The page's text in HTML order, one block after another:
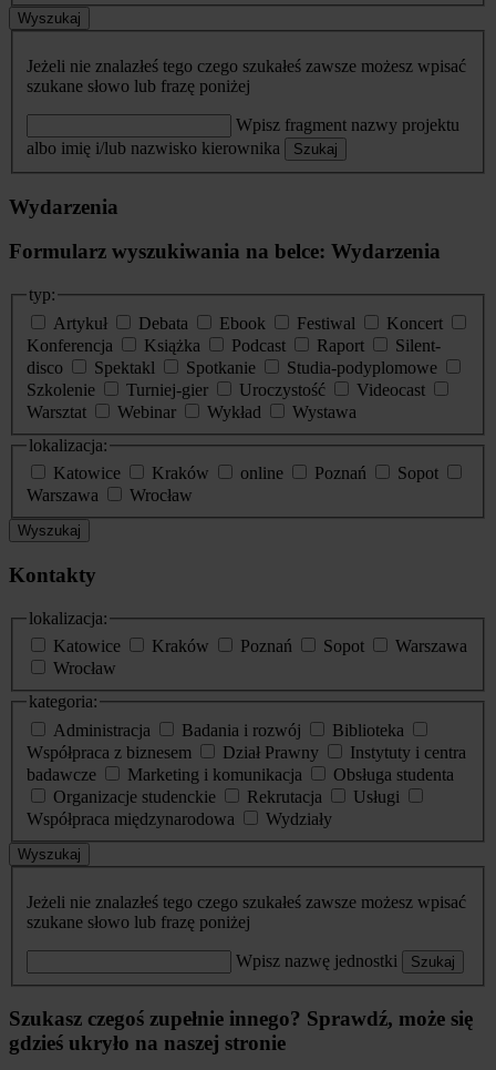
Wyszukaj
Jeżeli nie znalazłeś tego czego szukałeś zawsze możesz wpisać
szukane słowo lub frazę poniżej
Wpisz fragment nazwy projektu
albo imię i/lub nazwisko kierownika
Szukaj
Wydarzenia
Formularz wyszukiwania na belce: Wydarzenia
typ:
Artykuł
Debata Ebook Festiwal
Koncert
Konferencja
Książka Podcast Raport
Silent-
disco
Spektakl Spotkanie
Studia-podyplomowe
Szkolenie
Turniej-gier Uroczystość
Videocast
Warsztat
Webinar Wykład
Wystawa
lokalizacja:
Katowice
Kraków online Poznań
Sopot
Warszawa
Wrocław
Wyszukaj
Kontakty
lokalizacja:
Katowice
Kraków Poznań Sopot
Warszawa
Wrocław
kategoria:
Administracja
Badania i rozwój
Biblioteka
Współpraca z biznesem
Dział Prawny
Instytuty i centra
badawcze
Marketing i komunikacja
Obsługa studenta
Organizacje studenckie
Rekrutacja
Usługi
Współpraca międzynarodowa
Wydziały
Wyszukaj
Jeżeli nie znalazłeś tego czego szukałeś zawsze możesz wpisać
szukane słowo lub frazę poniżej
Wpisz nazwę jednostki Szukaj
Szukasz czegoś zupełnie innego? Sprawdź, może się
gdzieś ukryło na naszej stronie